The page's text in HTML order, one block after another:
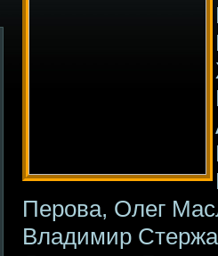
Перова, Олег
Владимир